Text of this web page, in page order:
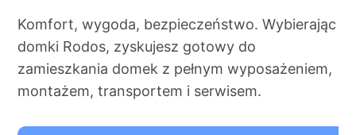
Komfort, wygoda, bezpieczeństwo. Wybierając
domki Rodos, zyskujesz gotowy do
zamieszkania domek z pełnym wyposażeniem,
montażem, transportem i serwisem.